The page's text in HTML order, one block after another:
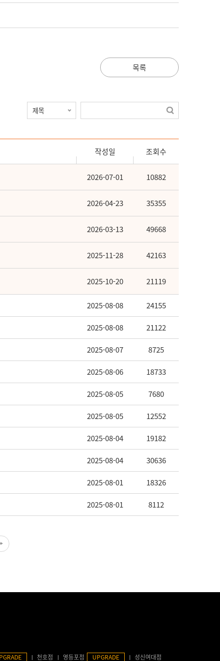
목록
작성일 조회수
2026-07-01 10882
2026-04-23 35355
2026-03-13 49668
2025-11-28 42163
2025-10-20 21119
2025-08-08 24155
2025-08-08 21122
2025-08-07 8725
2025-08-06 18733
2025-08-05 7680
2025-08-05 12552
2025-08-04 19182
2025-08-04 30636
2025-08-01 18326
2025-08-01 8112
천호점 영등포점 UPGRADE 성신여대점